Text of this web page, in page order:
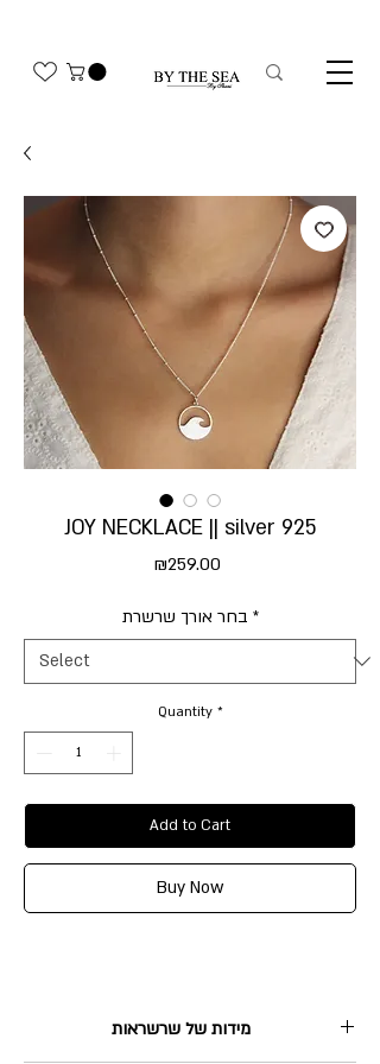
JOY NECKLACE || silver 925
₪259.00
בחר אורך שרשרת *
Quantity *
Add to Cart
Buy Now
מידות של שרשראות